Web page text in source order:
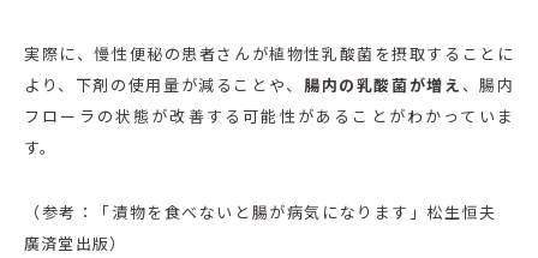
実際に、慢性便秘の患者さんが植物性乳酸菌を摂取することに
より、下剤の使用量が減ることや、 腸内の乳酸菌が増え 、腸内
フローラの状態が改善する可能性があることがわかっていま
す。
（参考：「漬物を食べないと腸が病気になります」松生恒夫
廣済堂出版）